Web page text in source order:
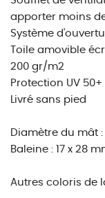
apporter moins
Système
Toile amovible
200 gr/m2
Protection UV 50+
Livré sans pied
Diamètre du mât
Baleine : 17 x 28
Autres coloris de